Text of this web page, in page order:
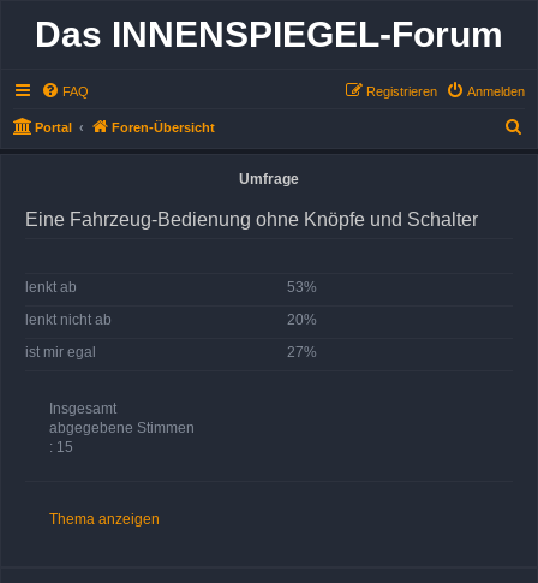
Das INNENSPIEGEL-Forum
FAQ Anmelden
Registrieren
Portal Foren-Übersicht
u
Umfrage
Eine Fahrzeug-Bedienung ohne Knöpfe und Schalter
lenkt ab
53%
lenkt nicht ab
20%
ist mir egal
27%
Insgesamt
abgegebene Stimmen
: 15
Thema anzeigen